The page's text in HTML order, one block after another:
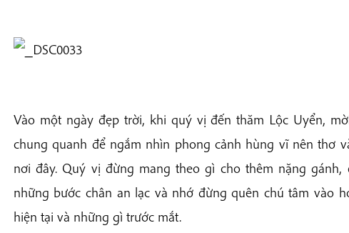
Vào một ngày đẹp trời, khi quý vị đến thăm Lộc Uyển,
chung quanh để ngắm nhìn phong cảnh hùng vĩ nên thơ
nơi đây. Quý vị đừng mang theo gì cho thêm nặng
những bước chân an lạc và nhớ đừng quên chú tâm vào
hiện tại và những gì trước mắt.